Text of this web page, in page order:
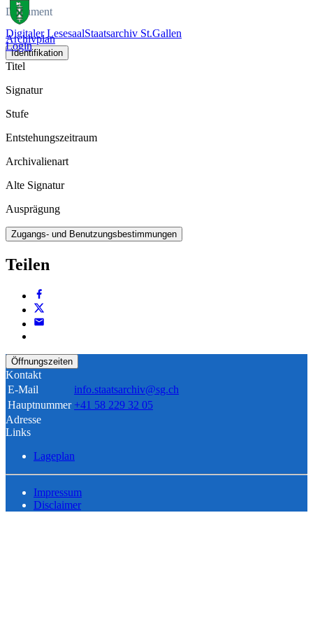
Digitaler LesesaalStaatsarchiv St.Gallen
Login
Dokument
Archivplan
Identifikation
Titel
Signatur
Stufe
Entstehungszeitraum
Archivalienart
Alte Signatur
Ausprägung
Zugangs- und Benutzungsbestimmungen
Teilen
Öffnungszeiten
Kontakt
E-Mail
info.staatsarchiv@sg.ch
Hauptnummer +41 58 229 32 05
Adresse
Links
Lageplan
Impressum
Disclaimer